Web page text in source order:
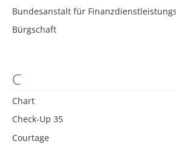
Bundesanstalt für
Bürgschaft
C
Chart
Check-Up 35
Courtage